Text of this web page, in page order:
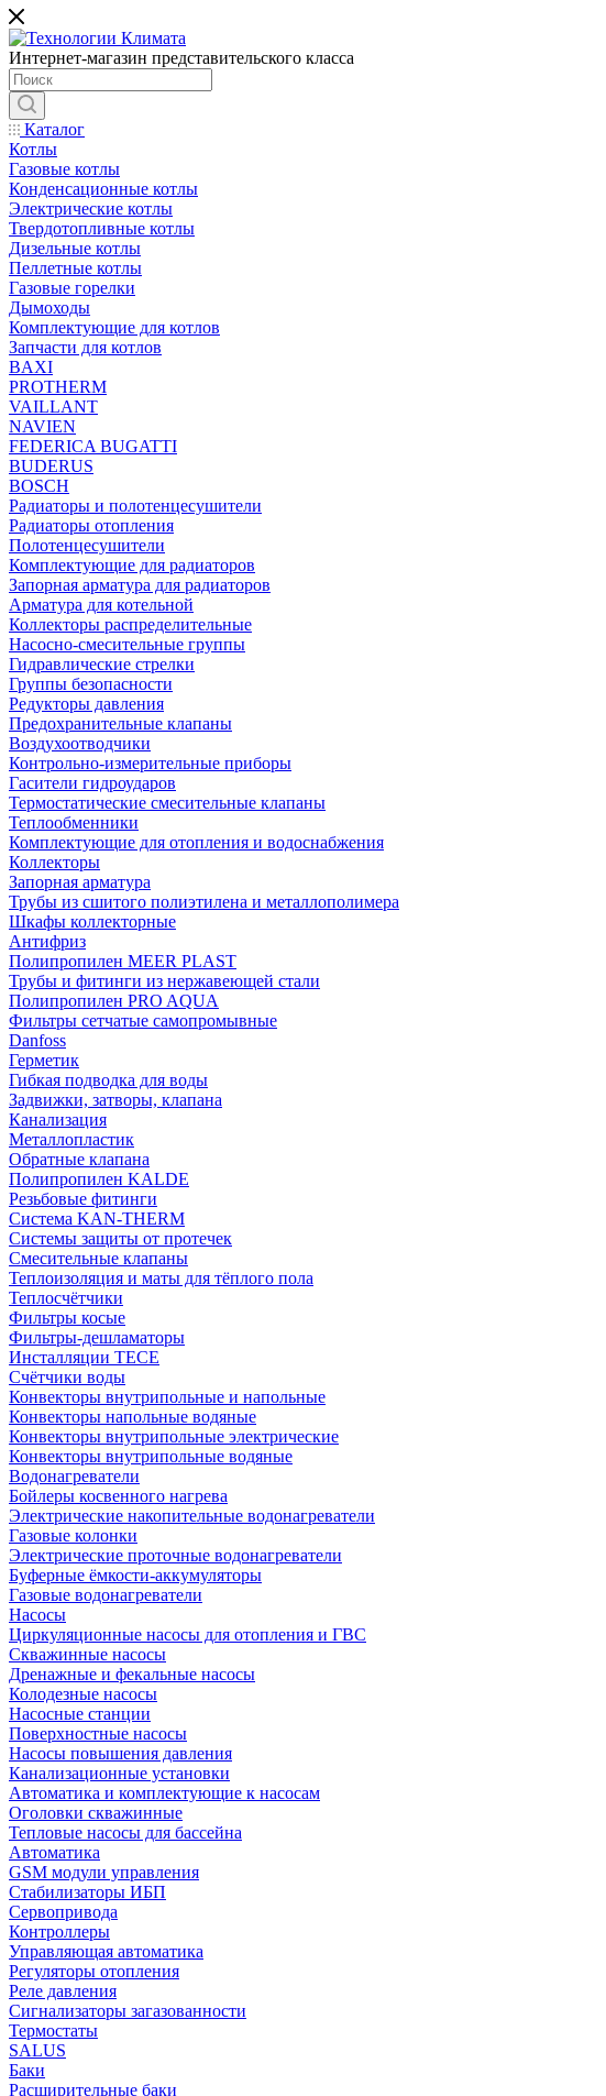
Интернет-магазин представительского класса
Каталог
Котлы
Газовые котлы
Конденсационные котлы
Электрические котлы
Твердотопливные котлы
Дизельные котлы
Пеллетные котлы
Газовые горелки
Дымоходы
Комплектующие для котлов
Запчасти для котлов
BAXI
PROTHERM
VAILLANT
NAVIEN
FEDERICA BUGATTI
BUDERUS
BOSCH
Радиаторы и полотенцесушители
Радиаторы отопления
Полотенцесушители
Комплектующие для радиаторов
Запорная арматура для радиаторов
Арматура для котельной
Коллекторы распределительные
Насосно-смесительные группы
Гидравлические стрелки
Группы безопасности
Редукторы давления
Предохранительные клапаны
Воздухоотводчики
Контрольно-измерительные приборы
Гасители гидроударов
Термостатические смесительные клапаны
Теплообменники
Комплектующие для отопления и водоснабжения
Коллекторы
Запорная арматура
Трубы из сшитого полиэтилена и металлополимера
Шкафы коллекторные
Антифриз
Полипропилен MEER PLAST
Трубы и фитинги из нержавеющей стали
Полипропилен PRO AQUA
Фильтры сетчатые самопромывные
Danfoss
Герметик
Гибкая подводка для воды
Задвижки, затворы, клапана
Канализация
Металлопластик
Обратные клапана
Полипропилен KALDE
Резьбовые фитинги
Система KAN-THERM
Системы защиты от протечек
Смесительные клапаны
Теплоизоляция и маты для тёплого пола
Теплосчётчики
Фильтры косые
Фильтры-дешламаторы
Инсталляции TECE
Счётчики воды
Конвекторы внутрипольные и напольные
Конвекторы напольные водяные
Конвекторы внутрипольные электрические
Конвекторы внутрипольные водяные
Водонагреватели
Бойлеры косвенного нагрева
Электрические накопительные водонагреватели
Газовые колонки
Электрические проточные водонагреватели
Буферные ёмкости-аккумуляторы
Газовые водонагреватели
Насосы
Циркуляционные насосы для отопления и ГВС
Скважинные насосы
Дренажные и фекальные насосы
Колодезные насосы
Насосные станции
Поверхностные насосы
Насосы повышения давления
Канализационные установки
Автоматика и комплектующие к насосам
Оголовки скважинные
Тепловые насосы для бассейна
Автоматика
GSM модули управления
Стабилизаторы ИБП
Сервопривода
Контроллеры
Управляющая автоматика
Регуляторы отопления
Реле давления
Сигнализаторы загазованности
Термостаты
SALUS
Баки
Расширительные баки